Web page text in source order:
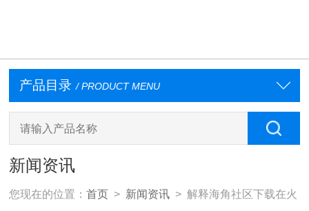
产品目录 / PRODUCT MENU
新闻资讯
您现在的位置：首页 > 新闻资讯 > 解释海角社区下载在火